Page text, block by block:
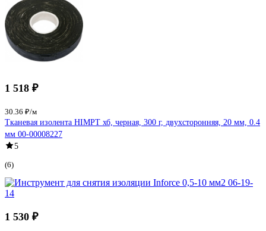
1 518 ₽
30.36 ₽/м
Тканевая изолента HIMPT хб, черная, 300 г, двухсторонняя, 20 мм, 0.4
мм 00-00008227
5
(6)
1 530 ₽